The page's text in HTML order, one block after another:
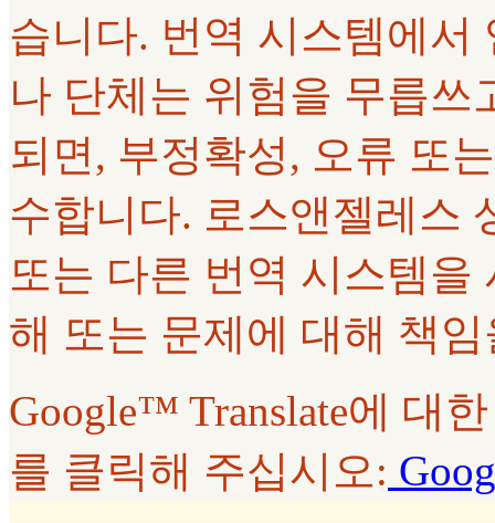
습니다. 번역 시스템에서
나 단체는 위험을 무릅쓰
되면, 부정확성, 오류 또
수합니다. 로스앤젤레스
또는 다른 번역 시스템을
해 또는 문제에 대해 책
Google™ Translate에 대
를 클릭해 주십시오: